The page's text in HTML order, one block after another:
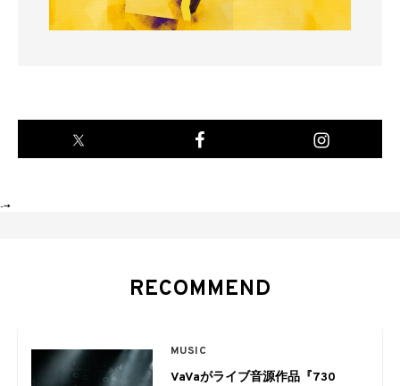
-->
RECOMMEND
MUSIC
VaVaがライブ音源作品『730